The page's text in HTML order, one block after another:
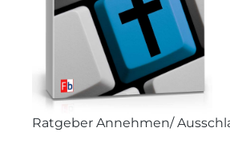
Ratgeber Annehmen/